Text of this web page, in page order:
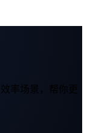
率场景，帮你更